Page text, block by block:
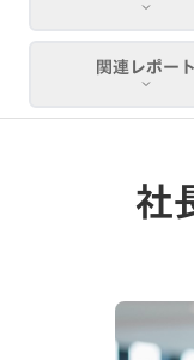
関連レポート
社